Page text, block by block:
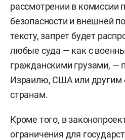
рассмотрении в комиссии
безопасности и внешней
тексту, запрет будет
любые суда — как с
гражданскими грузами, —
Израилю, США или другим
странам.
Кроме того, в
ограничения для